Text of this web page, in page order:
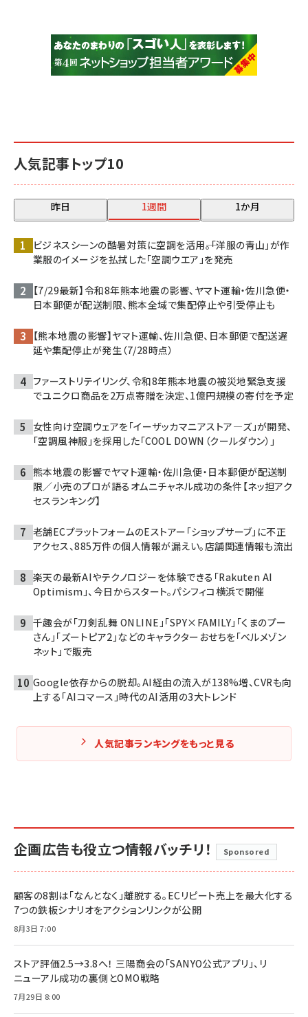
人気記事トップ10
昨日 1週間 1か月
ビジネスシーンの酷暑対策に空調を活用――。「洋服の青山」が作
業服のイメージを払拭した「空調ウエア」を発売
【7/29最新】令和8年熊本地震の影響、ヤマト運輸・佐川急便・
日本郵便が配送制限、熊本全域で集配停止や引受停止も
【熊本地震の影響】ヤマト運輸、佐川急便、日本郵便で配送遅
延や集配停止が発生（7/28時点）
ファーストリテイリング、令和8年熊本地震の被災地緊急支援
でユニクロ商品を2万点寄贈を決定、1億円規模の寄付を予定
女性向け空調ウェアを「イーザッカマニアストア―ズ」が開発、
「空調風神服」を採用した「COOL DOWN（クールダウン）」
熊本地震の影響でヤマト運輸・佐川急便・日本郵便が配送制
限／小売のプロが語るオムニチャネル成功の条件【ネッ担アク
セスランキング】
老舗ECプラットフォームのEストアー「ショップサーブ」に不正
アクセス、885万件の個人情報が漏えい。店舗関連情報も流出
楽天の最新AIやテクノロジーを体験できる「Rakuten AI
Optimism」、今日からスタート。パシフィコ横浜で開催
千趣会が「刀剣乱舞 ONLINE」「SPY×FAMILY」「くまのプー
さん」「ズートピア2」などのキャラクターおせちを「ベルメゾン
ネット」で販売
Google依存からの脱却。AI経由の流入が138%増、CVRも向
上する「AIコマース」時代のAI活用の3大トレンド
人気記事ランキングをもっと見る
企画広告も役立つ情報バッチリ！ Sponsored
顧客の8割は「なんとなく」離脱する。ECリピート売上を最大化する
7つの鉄板シナリオをアクションリンクが公開
8月3日 7:00
ストア評価2.5→3.8へ！ 三陽商会の「SANYO公式アプリ」、リ
ニューアル成功の裏側とOMO戦略
7月29日 8:00